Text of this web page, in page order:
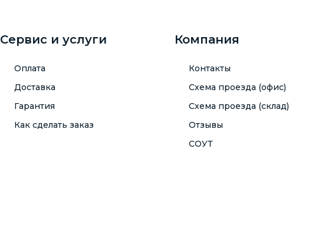
Сервис и услуги
Оплата
Доставка
Гарантия
Как сделать заказ
Компания
Контакты
Схема проезда (офис)
Схема проезда (склад)
Отзывы
СОУТ